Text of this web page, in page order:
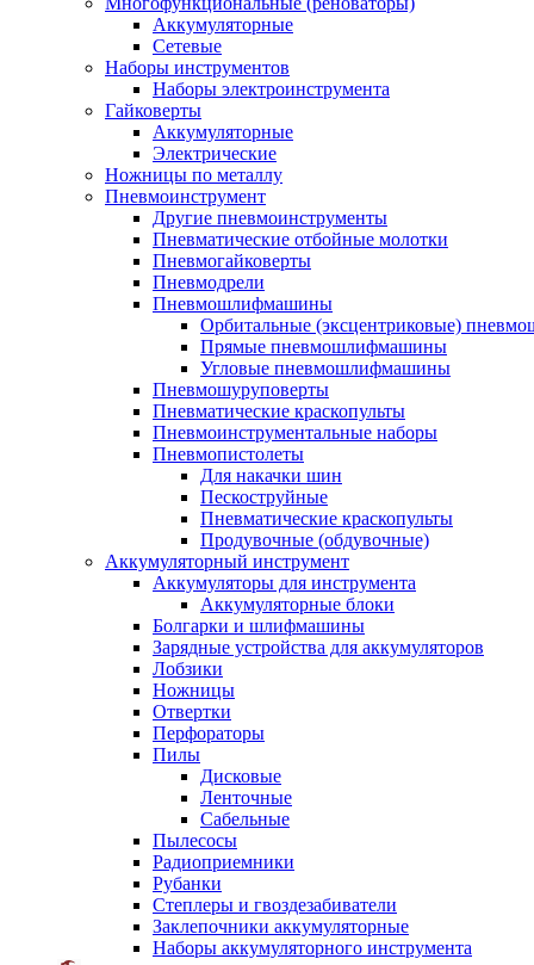
Аккумуляторные
Сетевые
Наборы инструментов
Наборы электроинструмента
Гайковерты
Аккумуляторные
Электрические
Ножницы по металлу
Пневмоинструмент
Другие пневмоинструменты
Пневматические отбойные молотки
Пневмогайковерты
Пневмодрели
Пневмошлифмашины
Орбитальные (эксцентриковые)
Прямые пневмошлифмашины
Угловые пневмошлифмашины
Пневмошуруповерты
Пневматические краскопульты
Пневмоинструментальные наборы
Пневмопистолеты
Для накачки шин
Пескоструйные
Пневматические краскопульты
Продувочные (обдувочные)
Аккумуляторный инструмент
Аккумуляторы для инструмента
Аккумуляторные блоки
Болгарки и шлифмашины
Зарядные устройства для аккумуляторов
Лобзики
Ножницы
Отвертки
Перфораторы
Пилы
Дисковые
Ленточные
Сабельные
Пылесосы
Радиоприемники
Рубанки
Степлеры и гвоздезабиватели
Заклепочники аккумуляторные
Наборы аккумуляторного инструмента